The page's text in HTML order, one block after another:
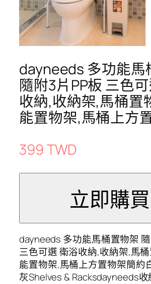
dayneeds 多功能馬
隨附3片PP板 三色
收納,收納架,馬桶置
能置物架,馬桶上方
399 TWD
dayneeds 多功能馬桶置物架
三色可選 衛浴收納,收納架,馬
能置物架,馬桶上方置物架簡約
灰Shelves & Racksdayneeds